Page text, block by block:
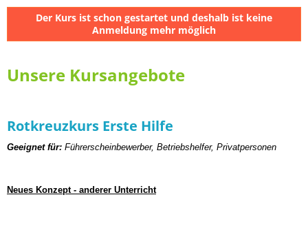
Der Kurs ist schon gestartet und deshalb ist keine
Anmeldung mehr möglich
Unsere Kursangebote
Rotkreuzkurs Erste Hilfe
Geeignetfür: Führerscheinbewerber, Betriebshelfer, Privatpersonen
Neues Konzept - anderer Unterricht